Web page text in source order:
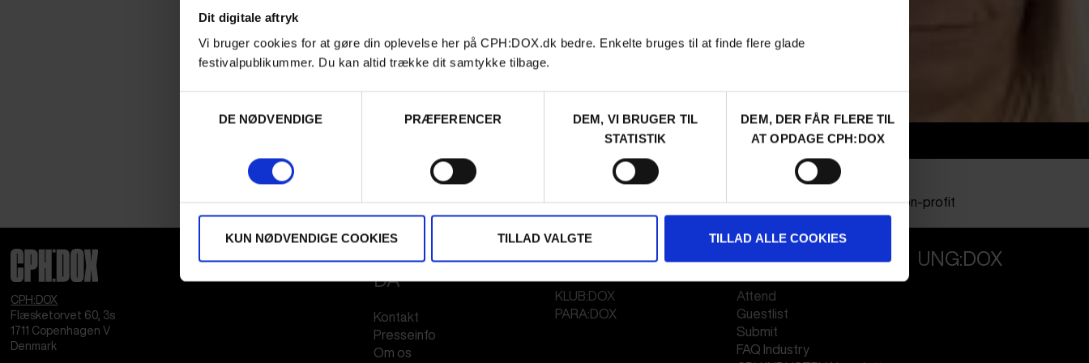
Dit digitale aftryk
Vi bruger cookies for at gøre din oplevelse her på CPH:DOX.dk bedre. Enkelte bruges til at finde flere glade
festivalpublikummer. Du kan altid trække dit samtykke tilbage.
DE NØDVENDIGE
PRÆFERENCER
DEM, VI BRUGER TIL
STATISTIK
DEM, DER FÅR FLERE TIL
AT OPDAGE CPH:DOX
KUN NØDVENDIGE COOKIES TILLAD VALGTE TILLAD ALLE COOKIES
Info
Nationalitet
Profession
NGO & Non-profit
CPH:DOX
Flæsketorvet 60, 3s
1711 Copenhagen V
Denmark
FESTIVAL 2026
DA
Kontakt
Presseinfo
Om os
STREAMING
KLUB:DOX
PARA:DOX
PROFESSIONALS
Attend
Guestlist
Submit
FAQ Industry
UNG:DOX